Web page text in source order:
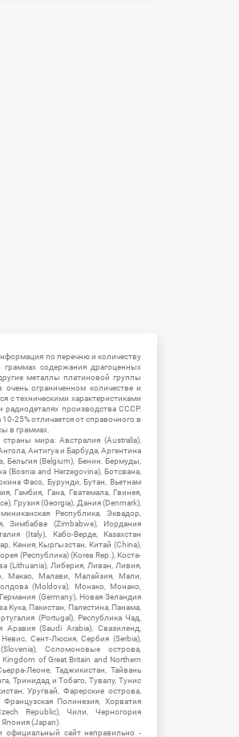
по перечню и количеству
содержания драгоценных
металлы платиновой группы
ограниченном количестве и
с техническими характеристиками
производства СССР.
25% отличается от справочного в
в граммах.
мира: Австралия (Australia),
Антигуа и Барбуда, Аргентина
Бельгия (Belgium), Бенин, Бермуды,
(Bosnia and Herzegovina), Ботсвана,
Фасо, Бурунди, Бутан, Вьетнам
Гамбия, Гана, Гватемала, Гвинея,
Грузия (Georgia), Дания (Denmark),
Республика, Эквадор,
Зимбабве (Zimbabwe), Иордания
(Italy), Кабо-Верде, Казахстан
Кения, Кыргызстан, Китай (China),
(Республика) (Korea Rep.), Коста-
(Lithuania), Либерия, Ливан, Ливия,
Макао, Малави, Малайзия, Мали,
(Moldova), Монако, Монако,
(Germany), Новая Зеландия
Кука, Пакистан, Палестина, Панама,
(Portugal), Республика Чад,
(Saudi Arabia), Свазиленд,
Сент-Люсия, Сербия (Serbia),
Соломоновые острова,
of Great Britain and Northern
Леоне, Таджикистан, Тайвань
Тринидад и Тобаго, Тувалу, Тунис
Уругвай, Фарерские острова,
Полинезия, Хорватия
Republic), Чили, Черногория
(Japan).
официальный сайт неправильно -